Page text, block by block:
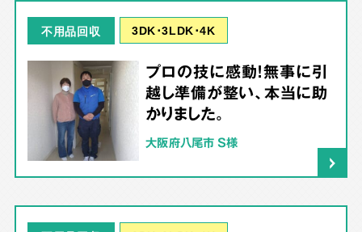
不用品回収 3DK･3LDK･4K
プロの技に感動！無事に引
越し準備が整い、本当に助
かりました。
大阪府八尾市 S様